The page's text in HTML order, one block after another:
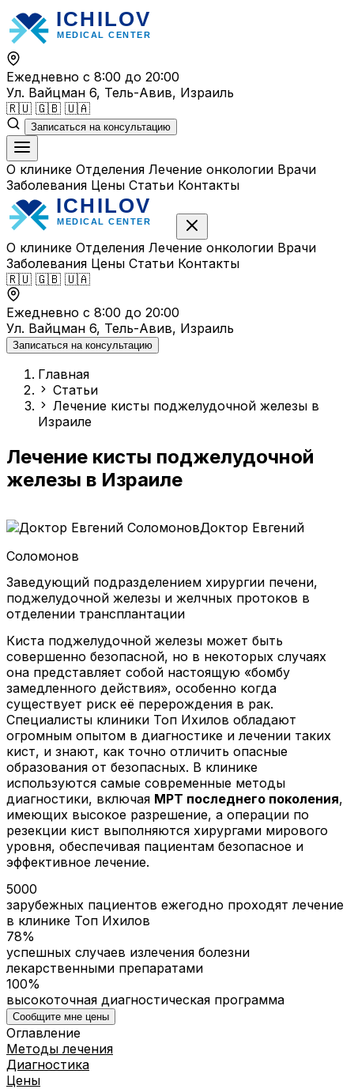
Перейти
к
содержимому
Ежедневно с 8:00 до 20:00
Ул. Вайцман 6, Тель-Авив, Израиль
🇷🇺 🇬🇧 🇺🇦
Записаться на консультацию
О клинике Отделения Лечение онкологии Врачи
Заболевания Цены Статьи Контакты
О клинике Отделения Лечение онкологии Врачи
Заболевания Цены Статьи Контакты
🇷🇺 🇬🇧 🇺🇦
Ежедневно с 8:00 до 20:00
Ул. Вайцман 6, Тель-Авив, Израиль
Записаться на консультацию
Главная
Статьи
Лечение кисты поджелудочной железы в
Израиле
Лечение кисты поджелудочной
железы в Израиле
Доктор Евгений
Соломонов
Заведующий подразделением хирургии печени,
поджелудочной железы и желчных протоков в
отделении трансплантации
Киста поджелудочной железы может быть
совершенно безопасной, но в некоторых случаях
она представляет собой настоящую «бомбу
замедленного действия», особенно когда
существует риск её перерождения в рак.
Специалисты клиники Топ Ихилов обладают
огромным опытом в диагностике и лечении таких
кист, и знают, как точно отличить опасные
образования от безопасных. В клинике
используются самые современные методы
диагностики, включая МРТ последнего поколения,
имеющих высокое разрешение, а операции по
резекции кист выполняются хирургами мирового
уровня, обеспечивая пациентам безопасное и
эффективное лечение.
5000
зарубежных пациентов ежегодно проходят лечение
в клинике Топ Ихилов
78%
успешных случаев излечения болезни
лекарственными препаратами
100%
высокоточная диагностическая программа
Сообщите мне цены
Оглавление
Методы лечения
Диагностика
Цены